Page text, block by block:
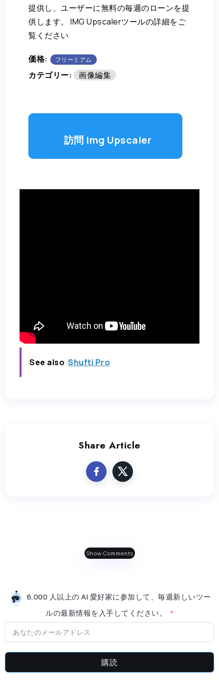
提供し、ユーザーに無料の毎週のローンを提
供します。 IMG Upscalerツールの詳細をご
覧ください
価格: フリーミアム
カテゴリー: 画像編集
訪問 Img Upscaler
See also Shufti Pro
Share Article
Show Comments
6,000 人以上の AI 愛好家に参加して、毎週新しいツー
ルの最新情​​報を入手してください。
購読